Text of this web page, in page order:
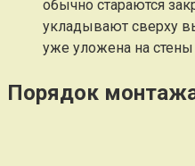
обычно стараются
укладывают сверху
уже уложена на
Порядок